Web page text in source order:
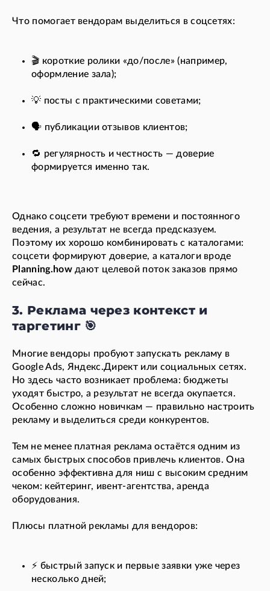
Что помогает вендорам выделиться в соцсетях:
🎬 короткие ролики «до/после» (например,
оформление зала);
💡 посты с практическими советами;
🗣️ публикации отзывов клиентов;
🔁 регулярность и честность — доверие
формируется именно так.
Однако соцсети требуют времени и постоянного
ведения, а результат не всегда предсказуем.
Поэтому их хорошо комбинировать с каталогами:
соцсети формируют доверие, а каталоги вроде
Planning.howдают целевой поток заказов прямо
сейчас.
3. Реклама через контекст и
таргетинг 🎯
Многие вендоры пробуют запускать рекламу в
Google Ads, Яндекс.Директ или социальных сетях.
Но здесь часто возникает проблема: бюджеты
уходят быстро, а результат не всегда окупается.
Особенно сложно новичкам — правильно настроить
рекламу и выделиться среди конкурентов.
Тем не менее платная реклама остаётся одним из
самых быстрых способов привлечь клиентов. Она
особенно эффективна для ниш с высоким средним
чеком: кейтеринг, ивент-агентства, аренда
оборудования.
Плюсы платной рекламы для вендоров:
⚡ быстрый запуск и первые заявки уже через
несколько дней;